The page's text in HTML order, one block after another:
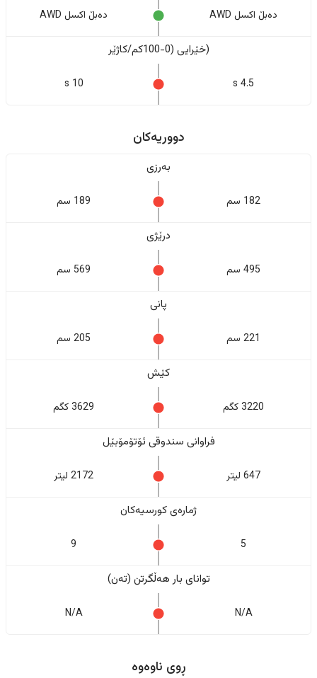
دەبڵ اکسل AWD دەبڵ اکسل AWD
(خێرایی (0-100کم/کاژێر
4.5 s
10 s
دووریەکان
بەرزی
182 سم 189 سم
درێژی
495 سم 569 سم
پانی
221 سم 205 سم
کێش
3220 کگم 3629 کگم
فراوانی سندوقی ئۆتۆمۆبێل
647 لیتر 2172 لیتر
ژمارەی کورسیەکان
5
9
تواناى بار هەڵگرتن (تەن)
N/A
N/A
ڕوی ناوەوە